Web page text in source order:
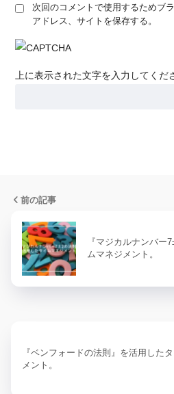
次回のコメントで使用するためブ
アドレス、サイトを保存する。
上に表示された文字を入力してくだ
前の記事
『マジカルナンバー
ムマネジメント。
『ベンフォードの法則』を活用した
メント。